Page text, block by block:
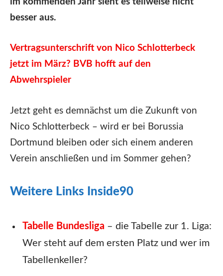
besser aus.
Vertragsunterschrift von Nico Schlotterbeck
jetzt im März? BVB hofft auf den
Abwehrspieler
Jetzt geht es demnächst um die Zukunft von
Nico Schlotterbeck – wird er bei Borussia
Dortmund bleiben oder sich einem anderen
Verein anschließen und im Sommer gehen?
Weitere Links Inside90
Tabelle Bundesliga – die Tabelle zur 1. Liga:
Wer steht auf dem ersten Platz und wer im
Tabellenkeller?